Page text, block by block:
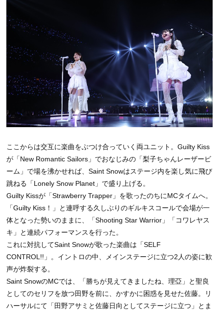
ここからは交互に楽曲をぶつけ合っていく両ユニット。Guilty Kiss
が「New Romantic Sailors」でおなじみの「梨子ちゃんレーザービ
ーム」で場を沸かせれば、Saint Snowはステージ内を楽し気に飛び
跳ねる「Lonely Snow Planet」で盛り上げる。
Guilty Kissが「Strawberry Trapper」を歌ったのちにMCタイムへ。
「Guilty Kiss！」と連呼する久しぶりのギルキスコールで会場が一
体となった勢いのままに、「Shooting Star Warrior」「コワレヤス
キ」と連続パフォーマンスを行った。
これに対抗してSaint Snowが歌った楽曲は「SELF
CONTROL!!」。イントロの中、メインステージに立つ2人の姿に歓
声が炸裂する。
Saint SnowのMCでは、「勝ちが見えてきましたね、理亞」と聖良
としてのセリフを放つ田野を前に、かすかに困惑を見せた佐藤。リ
ハーサルにて「田野アサミと佐藤日向としてステージに立つ」とま